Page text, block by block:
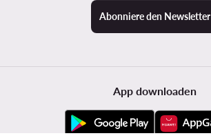
Abonniere den Newsletter
App downloaden